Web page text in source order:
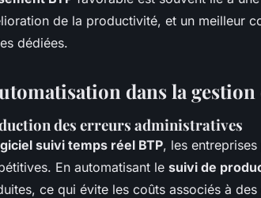
de la productivité, et un meilleur
dédiées.
dans la gestion
des erreurs administratives
suivi temps réel BTP, les
En automatisant le suivi de
ce qui évite les coûts associés à